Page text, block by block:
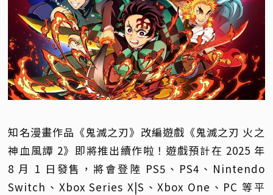
知名漫畫作品《鬼滅之刃》改編遊戲《鬼滅之刃 火之
神血風譚 2》即將推出續作啦！遊戲預計在 2025 年
8 月 1 日發售，將會登陸 PS5、PS4、Nintendo
Switch、Xbox Series X|S、Xbox One、PC 等平